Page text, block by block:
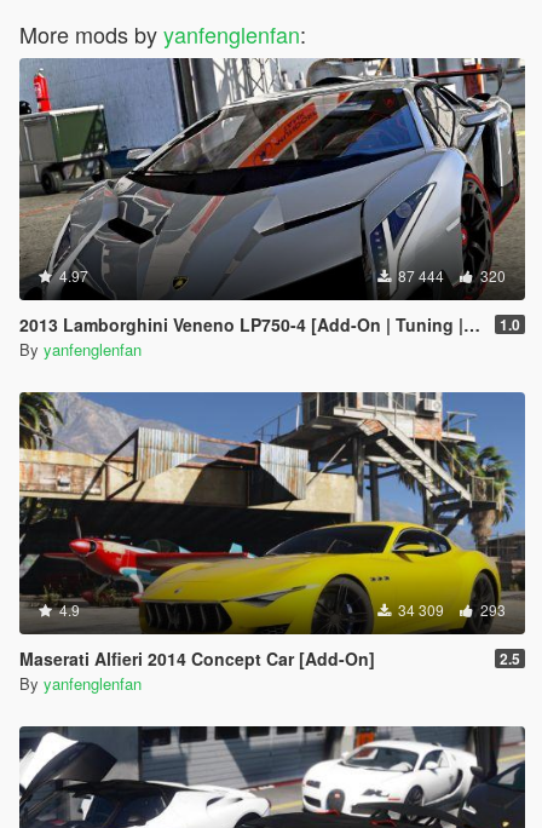
More mods byyanfenglenfan:
4.97 87 444 320
2013 Lamborghini Veneno LP750-4 [Add-On | Tuning | Template] 1.0
By yanfenglenfan
4.9 34 309 293
Maserati Alfieri 2014 Concept Car [Add-On] 2.5
By yanfenglenfan